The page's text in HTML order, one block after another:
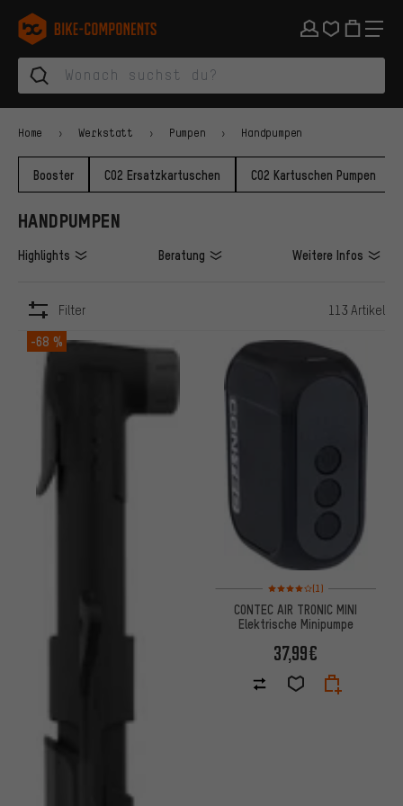
Zur Hauptnavigation springen
Zur Kategorienavigation springen
Zum Inhalt springen
Zu Marken und Newsletter springen
Zur Fußzeile springen
bike-components.de Startseite
Home Werkstatt Pumpen Handpumpen
Booster CO2 Ersatzkartuschen CO2 Kartuschen Pumpen
HANDPUMPEN
Highlights Beratung Weitere Infos
Filter 113 Artikel
ARTIKEL
-68 %
Bewertungen: 4 von 5
(1)
CONTEC AIR TRONIC MINI
Elektrische Minipumpe
37,99€